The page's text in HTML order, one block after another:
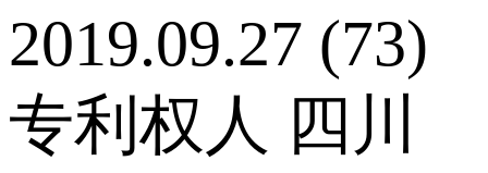
2019.09.27 (73)
专利权人 四川